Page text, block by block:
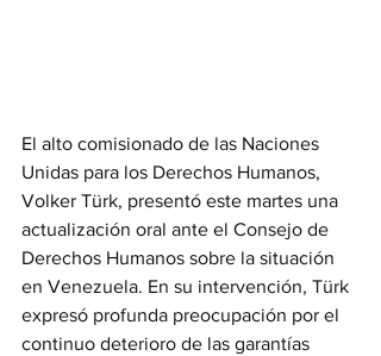
El alto comisionado de las Naciones
Unidas para los Derechos Humanos,
Volker Türk, presentó este martes una
actualización oral ante el Consejo de
Derechos Humanos sobre la situación
en Venezuela. En su intervención, Türk
expresó profunda preocupación por el
continuo deterioro de las garantías